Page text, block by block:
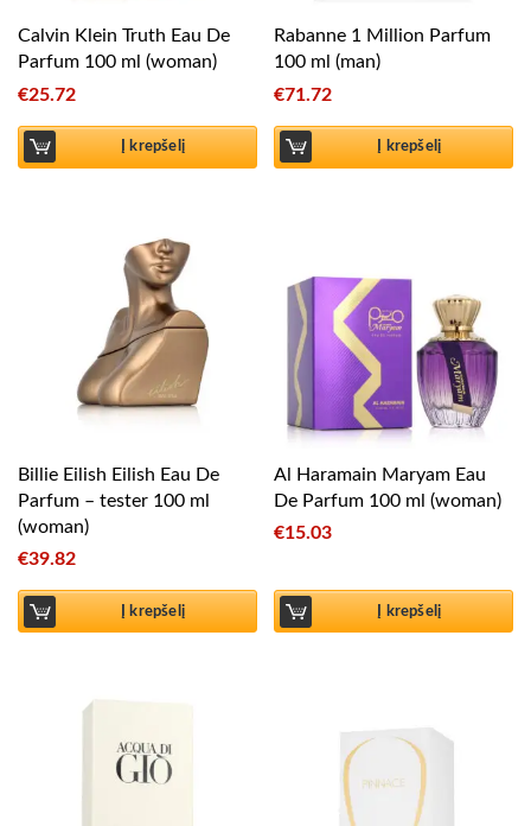
Calvin Klein Truth Eau De
Parfum 100 ml (woman)
€25.72
Į krepšelį
Rabanne 1 Million Parfum
100 ml (man)
€71.72
Į krepšelį
Billie Eilish Eilish Eau De
Parfum – tester 100 ml
(woman)
€39.82
Į krepšelį
Al Haramain Maryam Eau
De Parfum 100 ml (woman)
€15.03
Į krepšelį